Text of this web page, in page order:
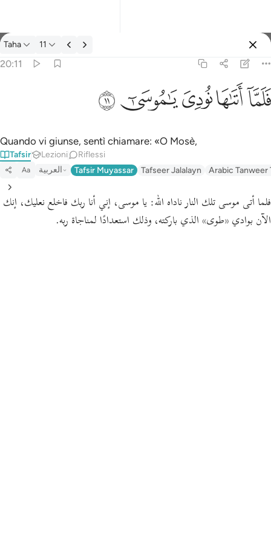
Tafsir: Taha 20:11
Taha 11
20:11
فَلَمَّآ أَتَىٰهَا نُودِىَ يَـٰمُوسَىٰٓ ١١
ﲵﲶﲷﲸﲹ
Quando vi giunse, sentì chiamare: «O Mosè,
Tafsir Lezioni Riflessi
Aa العربية Tafsir Muyassar Tafseer Jalalayn Arabic Tanweer
فلما أتى موسى تلك النار ناداه الله: يا موسى، إني أنا ربك فاخلع نعليك، إنك
الآن بوادي «طوى» الذي باركته، وذلك استعدادًا لمناجاة ربه.